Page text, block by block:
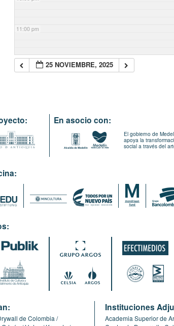
11:00 pm
25 NOVIEMBRE, 2025
En asocio con:
El gobierno de
apoya la
social a través del
de Colombia
Instituciones
Academia Superior de